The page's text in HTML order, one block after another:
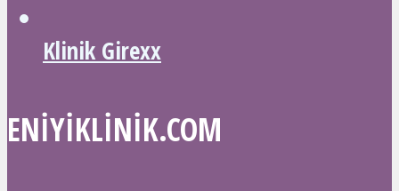
Klinik Girexx
ENIYIKLINIK.COM